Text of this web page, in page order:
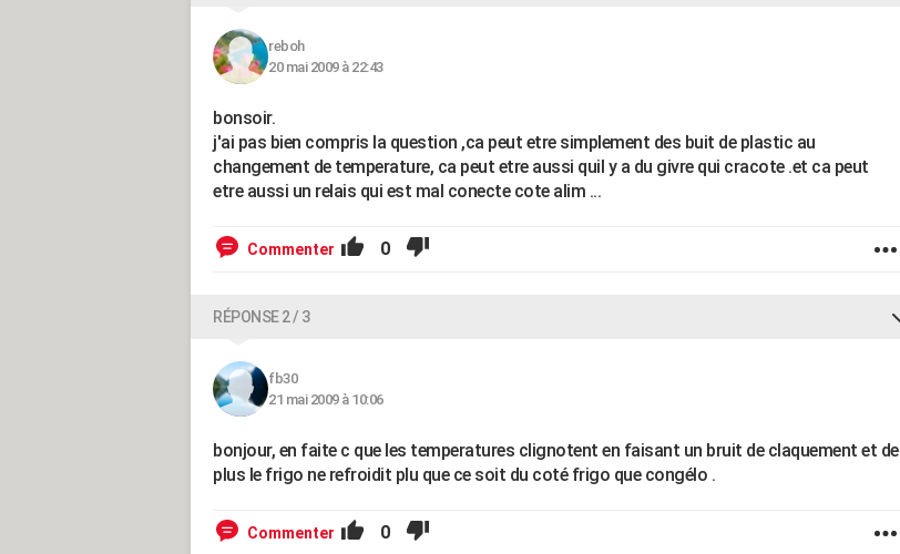
reboh
20 mai 2009 à 22:43
bonsoir.
j'ai pas bien compris la question ,ca peut etre simplement des buit de plastic au
changement de temperature, ca peut etre aussi quil y a du givre qui cracote .et ca peut
etre aussi un relais qui est mal conecte cote alim ...
Commenter 0
RÉPONSE 2 / 3
fb30
21 mai 2009 à 10:06
bonjour, en faite c que les temperatures clignotent en faisant un bruit de claquement et de
plus le frigo ne refroidit plu que ce soit du coté frigo que congélo .
Commenter 0